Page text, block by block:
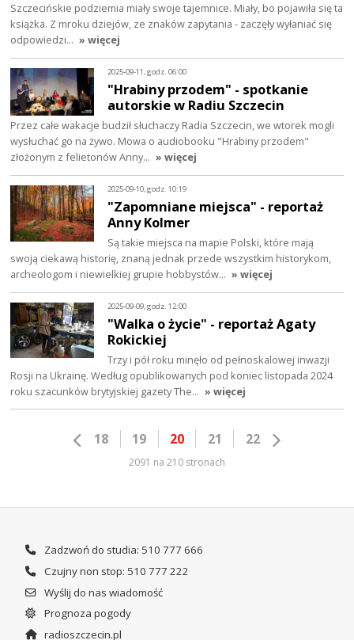
Szczecińskie podziemia miały swoje tajemnice. Miały, bo pojawiła się ta
książka. Z mroku dziejów, ze znaków zapytania - zaczęły wyłaniać się
odpowiedzi… » więcej
2025-09-11, godz. 06:00
"Hrabiny przodem" - spotkanie
autorskie w Radiu Szczecin
Przez całe wakacje budził słuchaczy Radia Szczecin, we wtorek mogli
wysłuchać go na żywo. Mowa o audiobooku "Hrabiny przodem"
złożonym z felietonów Anny… » więcej
2025-09-10, godz. 10:19
"Zapomniane miejsca" - reportaż
Anny Kolmer
Są takie miejsca na mapie Polski, które mają
swoją ciekawą historię, znaną jednak przede wszystkim historykom,
archeologom i niewielkiej grupie hobbystów… » więcej
2025-09-09, godz. 12:00
"Walka o życie" - reportaż Agaty
Rokickiej
Trzy i pół roku minęło od pełnoskalowej inwazji
Rosji na Ukrainę. Według opublikowanych pod koniec listopada 2024
roku szacunków brytyjskiej gazety The… » więcej
18 19 20 21 22
2091 na 210 stronach
Zadzwoń do studia: 510 777 666
Czujny non stop: 510 777 222
Wyślij do nas wiadomość
Prognoza pogody
radioszczecin.pl